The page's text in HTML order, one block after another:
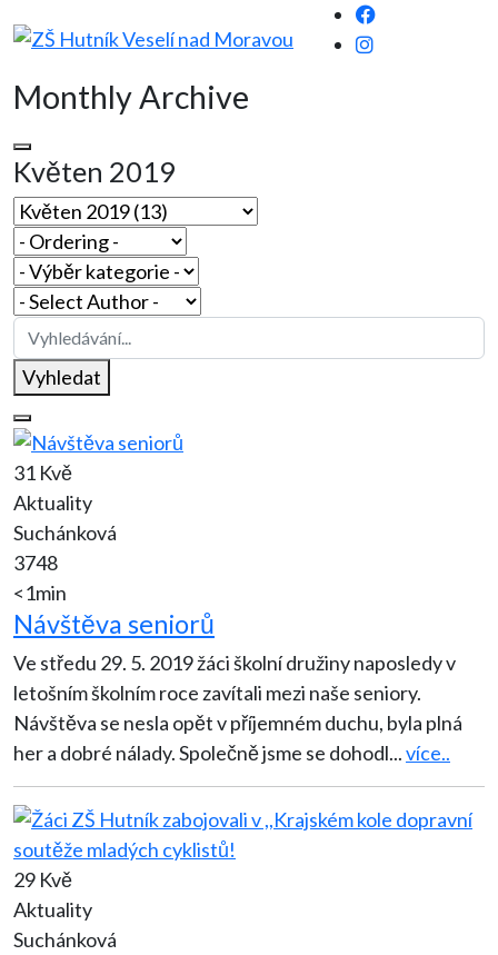
Monthly Archive
Květen 2019
Vyhledat
31 Kvě
Aktuality
Suchánková
3748
<1min
Návštěva seniorů
Ve středu 29. 5. 2019 žáci školní družiny naposledy v
letošním školním roce zavítali mezi naše seniory.
Návštěva se nesla opět v příjemném duchu, byla plná
her a dobré nálady. Společně jsme se dohodl...více..
29 Kvě
Aktuality
Suchánková